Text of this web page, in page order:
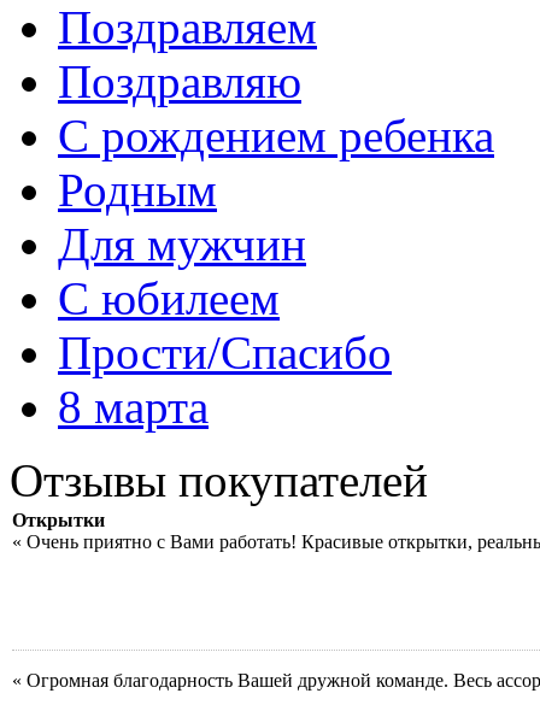
Поздравляем
Поздравляю
С рождением ребенка
Родным
Для мужчин
С юбилеем
Прости/Спасибо
8 марта
Отзывы покупателей
Открытки
« Очень приятно с Вами работать! Красивые открытки,
« Огромная благодарность Вашей дружной команде. Весь